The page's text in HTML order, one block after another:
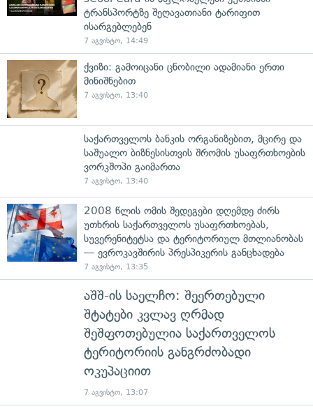
ტრანსპორტზე შეღავათიანი ტარიფით
ისარგებლებენ
7 აგვისტო, 14:49
ქვიზი: გამოიცანი ცნობილი ადამიანი ერთი
მინიშნებით
7 აგვისტო, 13:40
საქართველოს ბანკის ორგანიზებით, მცირე და
საშუალო ბიზნესისთვის შრომის უსაფრთხოების
ვორკშოპი გაიმართა
7 აგვისტო, 13:40
2008 წლის ომის შედეგები დღემდე ძირს
უთხრის საქართველოს უსაფრთხოებას,
სუვერენიტეტსა და ტერიტორიულ მთლიანობას
— ევროკავშირის პრესპიკერის განცხადება
7 აგვისტო, 13:35
აშშ-ის საელჩო: შეერთებული
შტატები კვლავ ღრმად
შეშფოთებულია საქართველოს
ტერიტორიის განგრძობადი
ოკუპაციით
7 აგვისტო, 13:07